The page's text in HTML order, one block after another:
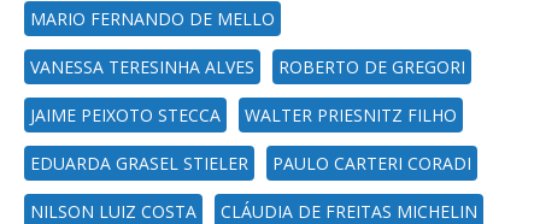
MARIO FERNANDO DE MELLO
VANESSA TERESINHA ALVES ROBERTO DE GREGORI
JAIME PEIXOTO STECCA WALTER PRIESNITZ FILHO
EDUARDA GRASEL STIELER PAULO CARTERI CORADI
NILSON LUIZ COSTA CLÁUDIA DE FREITAS MICHELIN